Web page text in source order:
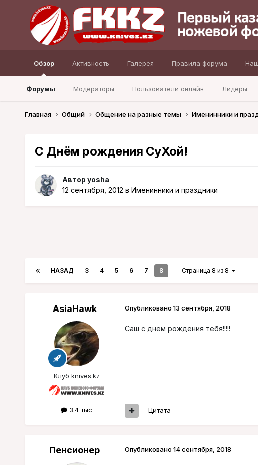
Обзор
Форумы Модераторы Пользователи онлайн Лидеры
Активность Галерея Правила форума
Главная Общий Общение на разные темы Именинники и
С Днём рождения СуХой!
Автор yosha
12 сентября, 2012 в Именинники и праздники
НАЗАД 3 4 5 6 7 8 Страница 8 из 8
AsiaHawk
Клуб knives.kz
3.4 тыс
Опубликовано 13 сентября, 2018
Саш с днем рождения тебя!!!!!
Цитата
Пенсионер Опубликовано 14 сентября, 2018